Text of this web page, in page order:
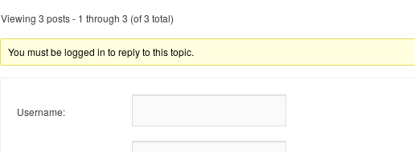
Viewing 3 posts - 1 through 3 (of 3 total)
You must be logged in to reply to this topic.
Username: